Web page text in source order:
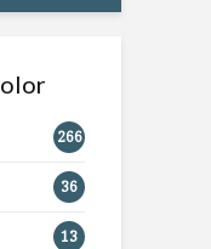
266
36
13